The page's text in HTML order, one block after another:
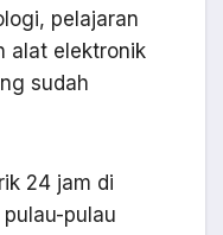
pelajaran
alat elektronik
sudah
24 jam di
pulau